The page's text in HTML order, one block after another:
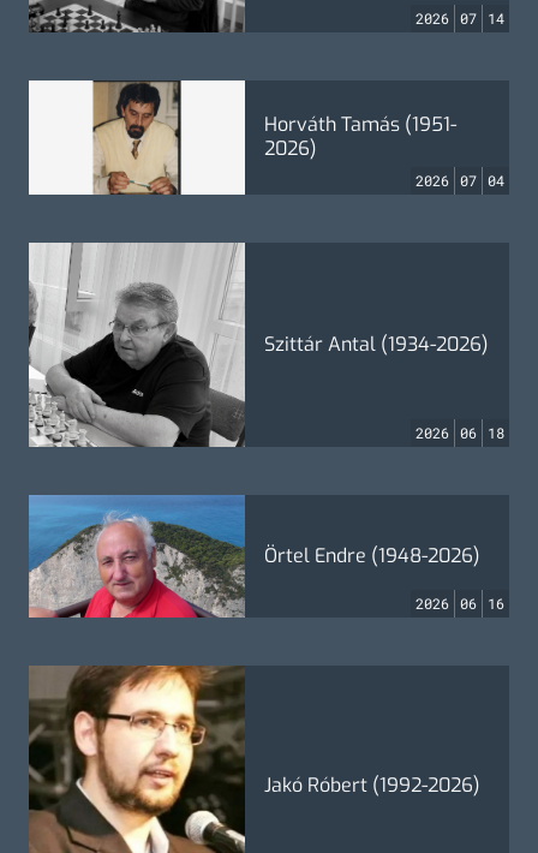
2026 07 14
Horváth Tamás (1951-
2026)
2026 07 04
Szittár Antal (1934-2026)
2026 06 18
Örtel Endre (1948-2026)
2026 06 16
Jakó Róbert (1992-2026)